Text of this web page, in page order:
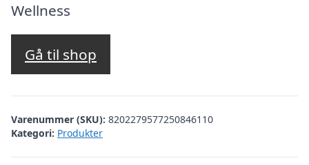
var:
Wellness
Gå til shop
Varenummer (SKU): 8202279577250846110
Kategori: Produkter